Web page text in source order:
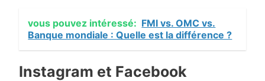
vous pouvez intéressé: FMI vs. OMC vs.
Banque mondiale : Quelle est la différence ?
Instagram et Facebook